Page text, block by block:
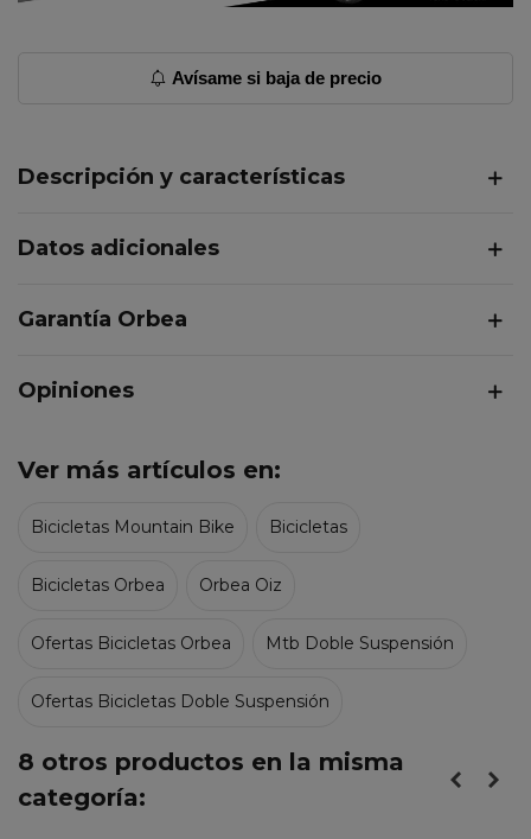
Avísame si baja de precio
Descripción y características
Datos adicionales
Garantía Orbea
Opiniones
Ver más artículos en:
Bicicletas Mountain Bike Bicicletas
Bicicletas Orbea Orbea Oiz
Ofertas Bicicletas Orbea Mtb Doble Suspensión
Ofertas Bicicletas Doble Suspensión
8 otros productos en la misma
categoría: